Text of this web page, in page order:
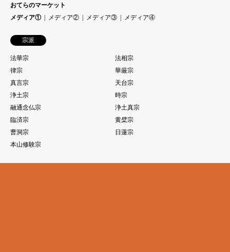
おてらのマーケット
メディア①
メディア② メディア③ メディア④
宗派
法華宗
法相宗
律宗
華厳宗
真言宗
天台宗
浄土宗
時宗
融通念仏宗
浄土真宗
臨済宗
黄檗宗
曹洞宗
日蓮宗
本山修験宗